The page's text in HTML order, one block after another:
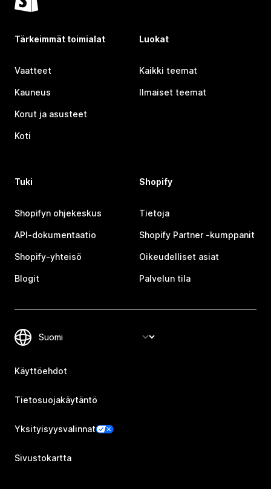
Tärkeimmät toimialat
Vaatteet
Kauneus
Korut ja asusteet
Koti
Luokat
Kaikki teemat
Ilmaiset teemat
Tuki
Shopifyn ohjekeskus
API-dokumentaatio
Shopify-yhteisö
Blogit
Shopify
Tietoja
Shopify Partner ‑kumppanit
Oikeudelliset asiat
Palvelun tila
Käyttöehdot
Tietosuojakäytäntö
Yksityisyysvalinnat
Sivustokartta